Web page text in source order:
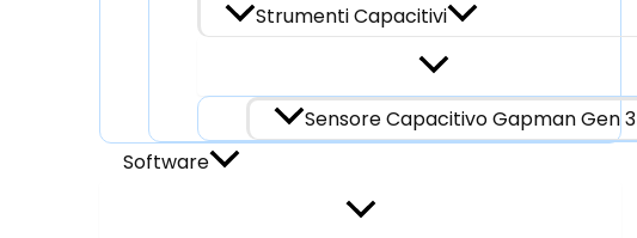
Strumenti Capacitivi
Sensore Capacitivo Gapman Gen 3
Software